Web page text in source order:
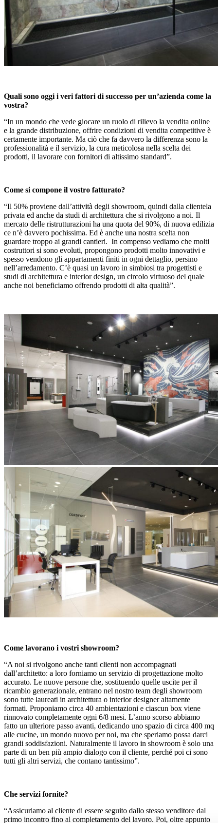
Quali sono oggi i veri fattori di successo per un’azienda come la
vostra?
“In un mondo che vede giocare un ruolo di rilievo la vendita online
e la grande distribuzione, offrire condizioni di vendita competitive è
certamente importante. Ma ciò che fa davvero la differenza sono la
professionalità e il servizio, la cura meticolosa nella scelta dei
prodotti, il lavorare con fornitori di altissimo standard”.
Come si compone il vostro fatturato?
“Il 50% proviene dall’attività degli showroom, quindi dalla clientela
privata ed anche da studi di architettura che si rivolgono a noi. Il
mercato delle ristrutturazioni ha una quota del 90%, di nuova edilizia
ce n’è davvero pochissima. Ed è anche una nostra scelta non
guardare troppo ai grandi cantieri. In compenso vediamo che molti
costruttori si sono evoluti, propongono prodotti molto innovativi e
spesso vendono gli appartamenti finiti in ogni dettaglio, persino
nell’arredamento. C’è quasi un lavoro in simbiosi tra progettisti e
studi di architettura e interior design, un circolo virtuoso del quale
anche noi beneficiamo offrendo prodotti di alta qualità”.
Come lavorano i vostri showroom?
“A noi si rivolgono anche tanti clienti non accompagnati
dall’architetto: a loro forniamo un servizio di progettazione molto
accurato. Le nuove persone che, sostituendo quelle uscite per il
ricambio generazionale, entrano nel nostro team degli showroom
sono tutte laureati in architettura o interior designer altamente
formati. Proponiamo circa 40 ambientazioni e ciascun box viene
rinnovato completamente ogni 6/8 mesi. L’anno scorso abbiamo
fatto un ulteriore passo avanti, dedicando uno spazio di circa 400 mq
alle cucine, un mondo nuovo per noi, ma che speriamo possa darci
grandi soddisfazioni. Naturalmente il lavoro in showroom è solo una
parte di un ben più ampio dialogo con il cliente, perché poi ci sono
tutti gli altri servizi, che contano tantissimo”.
Che servizi fornite?
“Assicuriamo al cliente di essere seguito dallo stesso venditore dal
primo incontro fino al completamento del lavoro. Poi, oltre appunto